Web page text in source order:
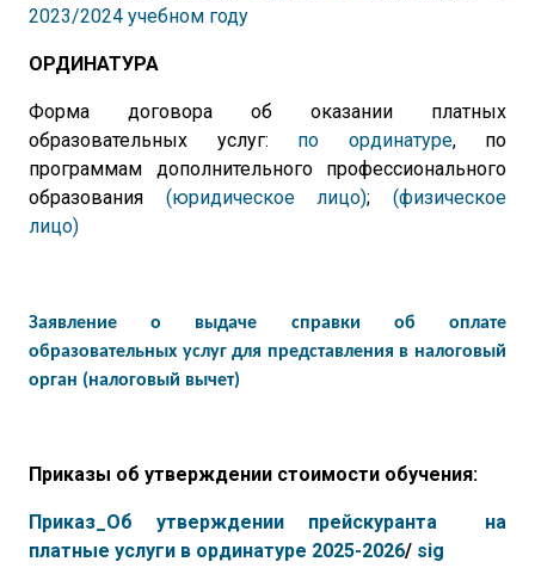
2023/2024 учебном году
ОРДИНАТУРА
Форма договора об оказании платных
образовательных услуг:
по ординатуре, по
программам дополнительного профессионального
образования (юридическое лицо);(физическое
лицо)
Заявление о выдаче справки об оплате
образовательных услугдля представления в налоговый
орган (налоговый вычет)
Приказы об утверждении стоимости обучения:
Приказ_Об утверждении прейскуранта на
платные услуги в ординатуре 2025-2026/ sig